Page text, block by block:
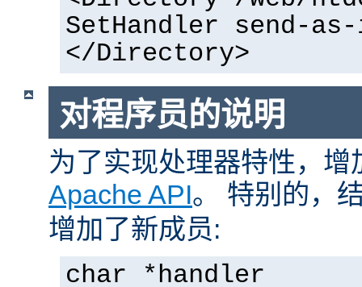
SetHandler send-
</Directory>
对程序员的说明
为了实现处理器特性，增
Apache API。 特别的，
增加了新成员:
char *handler